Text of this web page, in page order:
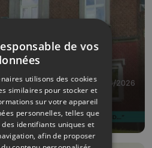
09/06/2026
: Construire le
inédites et
de vos
utilisons des cookies
similaires pour stocker et
sur votre appareil
personnelles, telles que
des identifiants uniques et
afin de proposer